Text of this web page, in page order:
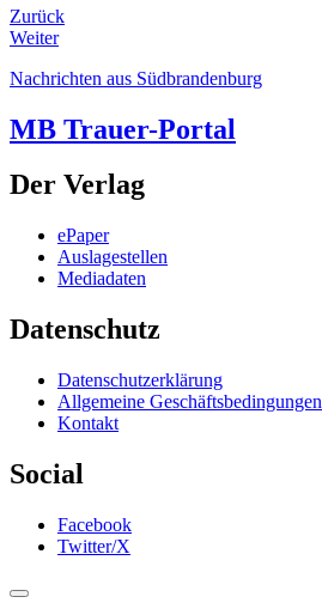
Zurück
Weiter
Nachrichten aus Südbrandenburg
MB Trauer-Portal
Der Verlag
ePaper
Auslagestellen
Mediadaten
Datenschutz
Datenschutzerklärung
Allgemeine Geschäftsbedingungen
Kontakt
Social
Facebook
Twitter/X